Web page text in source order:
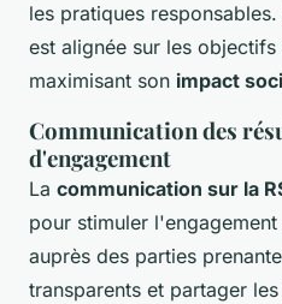
les pratiques
est alignée sur les
maximisant son impact
Communication des
d'engagement
La communication sur la
pour stimuler
auprès des parties
transparents et partager